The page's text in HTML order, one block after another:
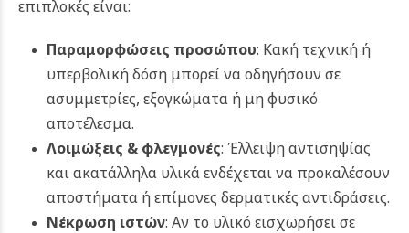
επιπλοκές είναι:
Παραμορφώσεις προσώπου: Κακή τεχνική ή
υπερβολική δόση μπορεί να οδηγήσουν σε
ασυμμετρίες, εξογκώματα ή μη φυσικό
αποτέλεσμα.
Λοιμώξεις & φλεγμονές: Έλλειψη αντισηψίας
και ακατάλληλα υλικά ενδέχεται να προκαλέσουν
αποστήματα ή επίμονες δερματικές αντιδράσεις.
Νέκρωση ιστών: Αν το υλικό εισχωρήσει σε